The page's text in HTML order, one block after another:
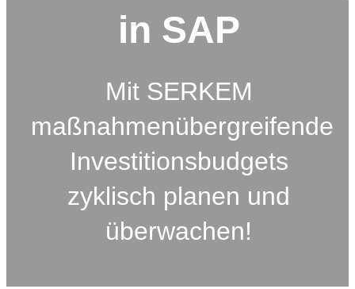
in SAP
Mit SERKEM
maßnahmenübergreifende
Investitionsbudgets
zyklisch planen und
überwachen!